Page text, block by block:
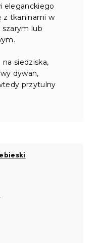
eleganckiego
z tkaninami w
lub
siedziska,
dywan,
przytulny